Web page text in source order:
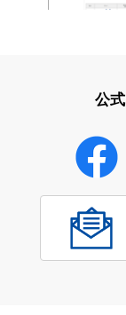
光メディアコン
公